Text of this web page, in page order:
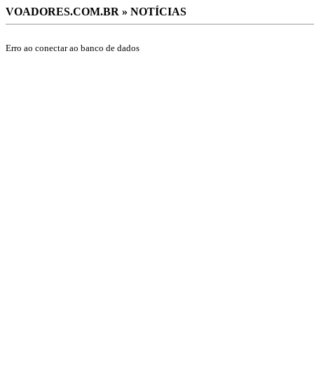
VOADORES.COM.BR » NOTÍCIAS
Erro ao conectar ao banco de dados